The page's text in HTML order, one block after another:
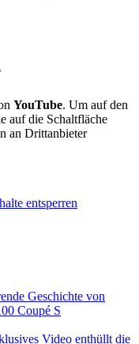
YouTube. Um auf den
auf die Schaltfläche
an Drittanbieter
entsperren
Geschichte von
Coupé S
Video enthüllt die